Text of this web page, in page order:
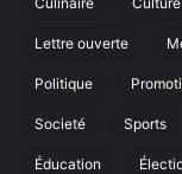
marche
Laval
Lettre ouverte
Politique
Societé Sports
Éducation